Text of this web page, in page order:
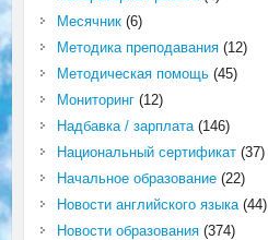
Месячник(6)
Методика преподавания(12)
Методическая помощь(45)
Мониторинг(12)
Надбавка / зарплата(146)
Национальный сертификат(37)
Начальное образование(22)
Новости английского языка(44)
Новости образования(374)